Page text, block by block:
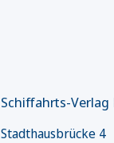
Schiffahrts-Verlag
Stadthausbrücke 4